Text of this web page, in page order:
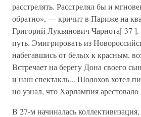
расстрелять. Расстрелял бы и
обратно», — кричит в Париже на
Григорий Лукьянович Чарнота[ 37
путь. Эмигрировать из
набегавшись от белых к красным,
Встречает на берегу Дона своего
и наш спектакль... Шолохов хотел
но узнал, что Харлампия
В 27-м начиналась